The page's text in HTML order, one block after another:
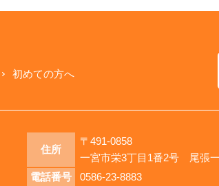
初めての方へ
住所
〒491-0858
一宮市栄3丁目1番2号 尾張
電話番号
0586-23-8883